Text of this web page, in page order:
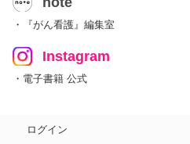
・『がん看護』編集室
Instagram
・電子書籍 公式
ログイン